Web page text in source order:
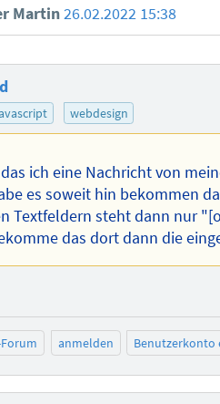
Martin26.02.2022 15:38
webdesign
ich eine Nachricht von
es soweit hin bekommen
Textfeldern steht dann nur
das dort dann die
Forum anmelden Benutzerkonto